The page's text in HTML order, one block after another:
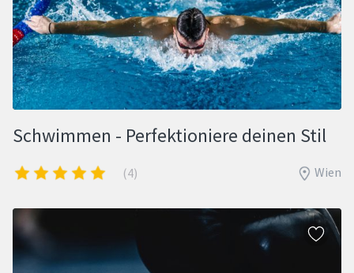
Schwimmen - Perfektioniere deinen Stil
(4) Wien